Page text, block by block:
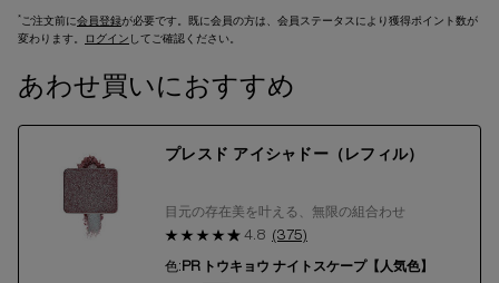
*ご注文前に会員登録が必要です。既に会員の方は、会員ステータスにより獲得ポイント数が
変わります。
ログイン してご確認ください。
あわせ買いにおすすめ
プレスド アイシャドー（レフィル）
目元の存在美を叶える、無限の組合わせ
4.8 (375)
色: PR トウキョウ ナイトスケープ【人気色】